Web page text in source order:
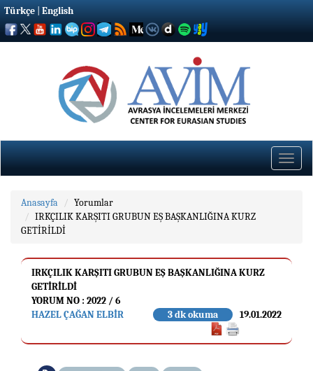
Türkçe English
Toggle
Anasayfa
Yorumlar
IRKÇILIK KARŞITI GRUBUN EŞ BAŞKANLIĞINA KURZ
GETİRİLDİ
IRKÇILIK KARŞITI GRUBUN EŞ BAŞKANLIĞINA KURZ
GETİRİLDİ
YORUM NO : 2022 / 6
HAZEL ÇAĞAN ELBİR
19.01.2022
3 dk okuma